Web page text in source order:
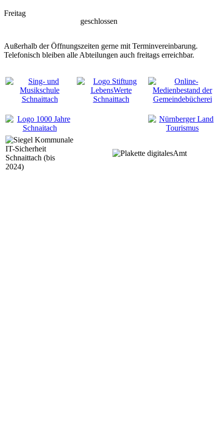
Freitag
geschlossen
Außerhalb der Öffnungszeiten gerne mit Terminvereinbarung.
Telefonisch bleiben alle Abteilungen auch freitags erreichbar.